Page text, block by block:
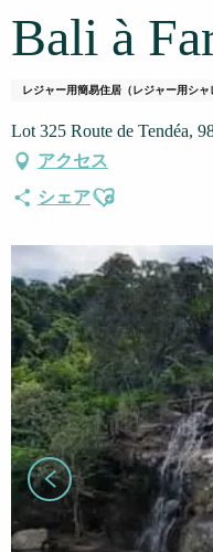
Bali à
レジャー用簡易住居（レジャー用シャ
Lot 325 Route de Tendéa,
アクセス
シェアAjouter aux